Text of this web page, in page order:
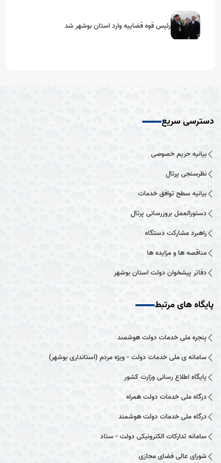
رئیس قوه قضاییه وارد استان بوشهر شد
دسترسی سریع
بیانیه حریم خصوصی
نظرسنجی پرتال
بیانیه سطح توافق خدمات
دستورالعمل بروزرسانی پرتال
راهبرد مشارکت دستگاه
مناقصه ها و مزایده ها
دفاتر پیشخوان دولت استان بوشهر
پایگاه های مرتبط
پنجره ملی خدمات دولت هوشمند
سامانه ی ملی خدمات دولت - ویژه مردم (استانداری بوشهر)
پایگاه اطلاع رسانی وزارت کشور
درگاه ملی خدمات دولت همراه
درگاه ملی خدمات دولت هوشمند
سامانه تدارکات الکترونیکی دولت - ستاد
شورای عالی فضای مجازی